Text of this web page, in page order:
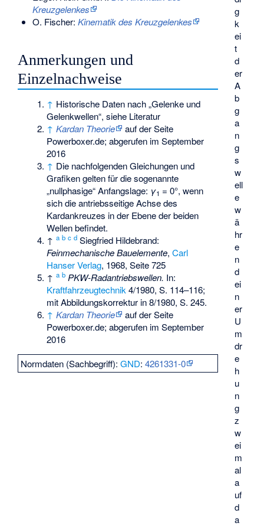
g
k
ei
t
d
er
A
b
g
a
n
g
s
w
ell
e
w
ä
hr
e
n
d
ei
n
er
U
m
dr
e
h
u
n
g
z
w
ei
m
al
a
uf
d
a
Kreuzgelenkes
O. Fischer: Kinematik des Kreuzgelenkes
Anmerkungen und
Einzelnachweise
↑ Historische Daten nach „Gelenke und
Gelenkwellen“, siehe Literatur
↑ Kardan Theorie
auf der Seite
Powerboxer.de; abgerufen im September
2016
↑ Die nachfolgenden Gleichungen und
Grafiken gelten für die sogenannte
„nullphasige“ Anfangslage: γ1 = 0°, wenn
sich die antriebsseitige Achse des
Kardankreuzes in der Ebene der beiden
Wellen befindet.
↑a b c d Siegfried Hildebrand:
Feinmechanische Bauelemente,Carl
Hanser Verlag, 1968, Seite 725
↑a b PKW-Radantriebswellen. In:
Kraftfahrzeugtechnik 4/1980, S. 114–116;
mit Abbildungskorrektur in 8/1980, S. 245.
↑ Kardan Theorie
auf der Seite
Powerboxer.de; abgerufen im September
2016
Normdaten (Sachbegriff):GND:4261331-0